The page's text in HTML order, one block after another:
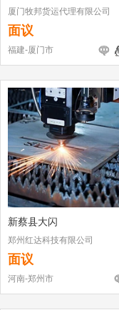
厦门牧邦货运代理有限公司
面议
福建-厦门市
新蔡县大闪
郑州红达科技有限公司
面议
河南-郑州市